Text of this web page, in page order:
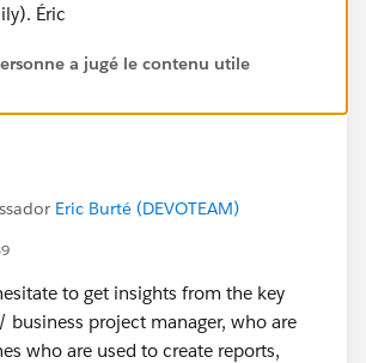
Éric
a jugé le contenu utile
Eric Burté (DEVOTEAM)
to get insights from the key
business project manager, who are
who are used to create reports,